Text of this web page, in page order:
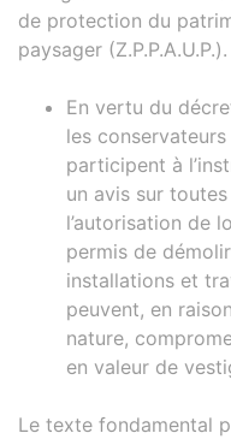
de protection du
paysager (Z.P.P.A.U.P.).
En vertu du
les
participent à
un avis sur
l’autorisation de
permis de
installations et
peuvent, en
nature,
en valeur de
Le texte fondamental